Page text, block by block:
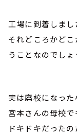
工場に到着しまし
それどころかど
うことなのでしょ
実は廃校になった
宮本さんの母校で
ドキドキだったの